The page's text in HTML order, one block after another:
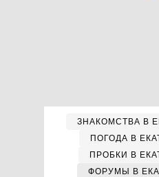
ЗНАКОМСТВА В
ПОГОДА В
ПРОБКИ В
ФОРУМЫ В